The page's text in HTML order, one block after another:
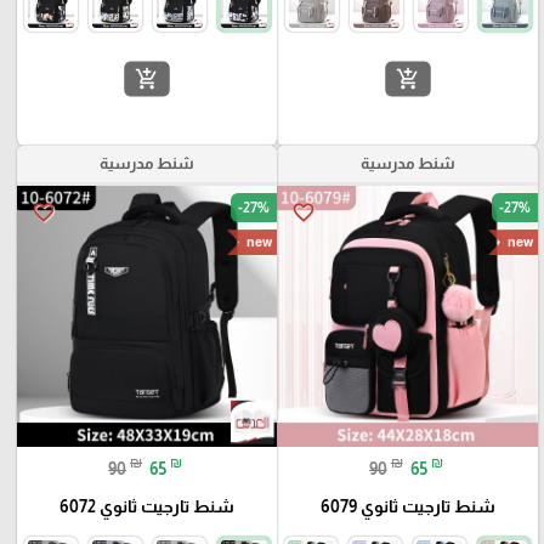
add_shopping_cart
add_shopping_cart
شنط مدرسية
favorite_border -27%
new
90 ₪ 65 ₪
شنط تارجيت ثانوي 6079
شنط مدرسية
favorite_border -27%
new
90 ₪ 65 ₪
شنط تارجيت ثانوي 6072